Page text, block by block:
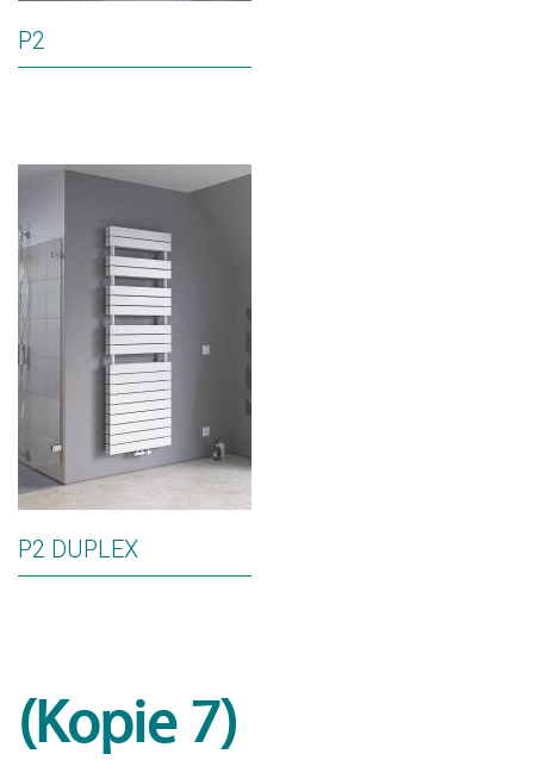
P2
P2 DUPLEX
(Kopie 7)